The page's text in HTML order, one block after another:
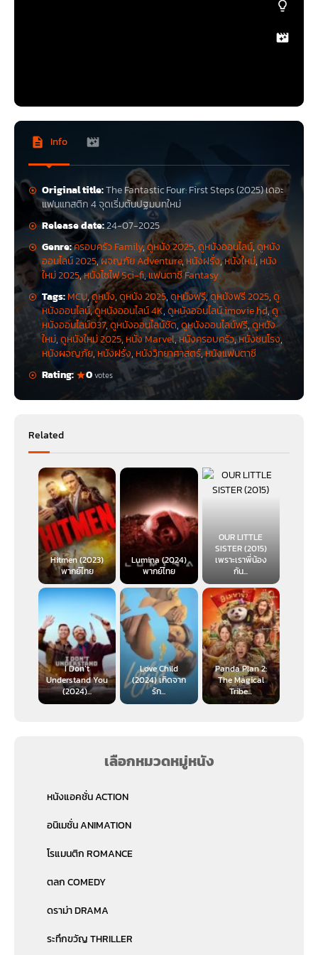
Info
Original title:The Fantastic Four: First Steps (2025) เดอะ
แฟนแทสติก 4 จุดเริ่มต้นปฐมบทใหม่
Release date:24-07-2025
Genre:ครอบครัว Family,ดูหนัง 2025,ดูหนังออนไลน์,ดูหนัง
ออนไลน์ 2025,ผจญภัย Adventure, หนังฝรั่ง,หนังใหม่,หนัง
ใหม่ 2025,หนังไซไฟ Sci-fi,แฟนตาซี Fantasy
Tags:MCU,ดูหนัง,ดูหนัง 2025,ดูหนังฟรี,ดูหนังฟรี 2025,ดู
หนังออนไลน์,ดูหนังออนไลน์ 4K,ดูหนังออนไลน์ imovie hd,ดู
หนังออนไลน์037,ดูหนังออนไลน์ชัด,ดูหนังออนไลน์ฟรี,ดูหนัง
ใหม่,ดูหนังใหม่ 2025,หนัง Marvel,หนังครอบครัว,หนังชนโรง,
หนังผจญภัย, หนังฝรั่ง, หนังวิทยาศาสตร์,หนังแฟนตาซี
Rating:
0votes
Related
Hitmen (2023)
พากย์ไทย
Lumina (2024)
พากย์ไทย
OUR LITTLE
SISTER (2015)
เพราะเราพี่น้อง
กัน...
I Don’t
Understand You
(2024)...
Love Child
(2024) เกิดจาก
รัก...
Panda Plan 2:
The Magical
Tribe...
เลือกหมวดหมู่หนัง
หนังแอคชั่น ACTION
อนิเมชั่น ANIMATION
โรแมนติก ROMANCE
ตลก COMEDY
ดราม่า DRAMA
ระทึกขวัญ THRILLER